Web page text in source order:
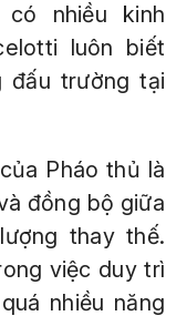
nhiều kinh
luôn biết
đấu trường tại
Pháo thủ là
đồng bộ giữa
thay thế.
việc duy trì
nhiều năng